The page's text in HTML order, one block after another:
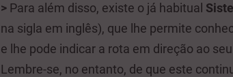
> Para além disso, existe o já habitual
na sigla em inglês), que lhe permite
e lhe pode indicar a rota em direção ao
Lembre-se, no entanto, de que este